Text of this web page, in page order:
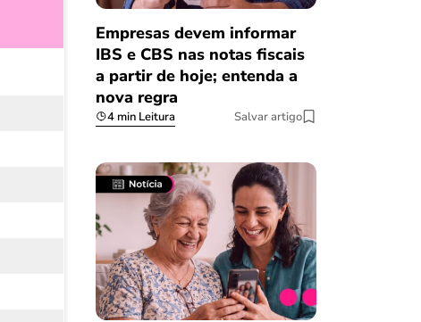
Empresas devem informar
IBS e CBS nas notas fiscais
a partir de hoje; entenda a
nova regra
4 min Leitura Salvar artigo